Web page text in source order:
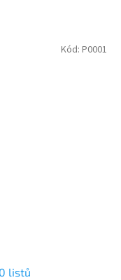
listů
Kód: P0001